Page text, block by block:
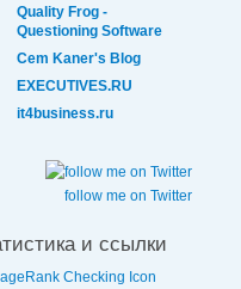
Quality Frog -
Questioning Software
Cem Kaner's Blog
EXECUTIVES.RU
it4business.ru
follow me on Twitter
и ссылки